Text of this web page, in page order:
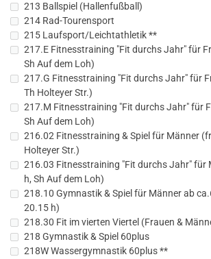
213 Ballspiel (Hallenfußball)
214 Rad-Tourensport
215 Laufsport/Leichtathletik **
217.E Fitnesstraining "Fit durchs Jahr" für
Sh Auf dem Loh)
217.G Fitnesstraining "Fit durchs Jahr" für
Th Holteyer Str.)
217.M Fitnesstraining "Fit durchs Jahr" für
Sh Auf dem Loh)
216.02 Fitnesstraining & Spiel für Männer
Holteyer Str.)
216.03 Fitnesstraining "Fit durchs Jahr" für
h, Sh Auf dem Loh)
218.10 Gymnastik & Spiel für Männer ab
20.15 h)
218.30 Fit im vierten Viertel (Frauen &
218 Gymnastik & Spiel 60plus
218W Wassergymnastik 60plus **